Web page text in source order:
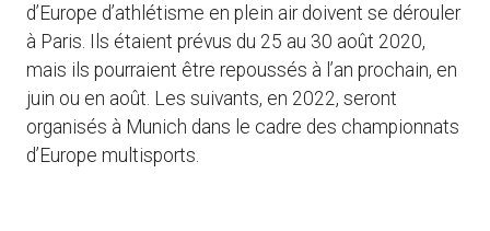
d’Europe d’athlétisme en plein air doivent se dérouler
à Paris. Ils étaient prévus du 25 au 30 août 2020,
mais ils pourraient être repoussés à l’an prochain, en
juin ou en août. Les suivants, en 2022, seront
organisés à Munich dans le cadre des championnats
d’Europe multisports.